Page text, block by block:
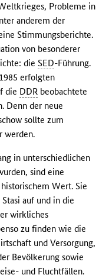
Probleme in
anderem der
Stimmungsberichte.
von besonderer
dieSED-Führung.
erfolgten
die DDR beobachtete
Denn der neue
sollte zum
werden.
in unterschiedlichen
sind eine
Wert. Sie
auf und in die
wirkliches
zu finden wie die
und Versorgung,
Bevölkerung sowie
und Fluchtfällen.